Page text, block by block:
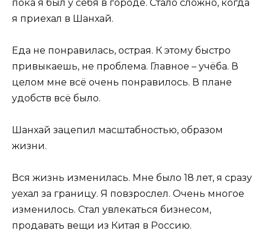
пока я был у себя в городе. Стало сложно, когда
я приехал в Шанхай.
Еда не понравилась, острая. К этому быстро
привыкаешь, не проблема. Главное – учёба. В
целом мне всё очень понравилось. В плане
удобств всё было.
Шанхай зацепил масштабностью, образом
жизни.
Вся жизнь изменилась. Мне было 18 лет, я сразу
уехал за границу. Я повзрослел. Очень многое
изменилось. Стал увлекаться бизнесом,
продавать вещи из Китая в Россию.